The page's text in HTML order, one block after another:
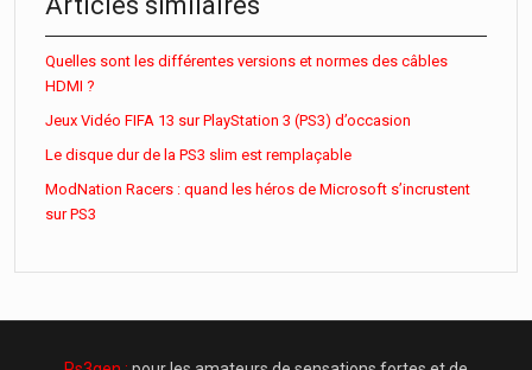
Quelles sont les différentes versions et normes des câbles
HDMI ?
Jeux Vidéo FIFA 13 sur PlayStation 3 (PS3) d’occasion
Le disque dur de la PS3 slim est remplaçable
ModNation Racers : quand les héros de Microsoft s’incrustent
sur PS3